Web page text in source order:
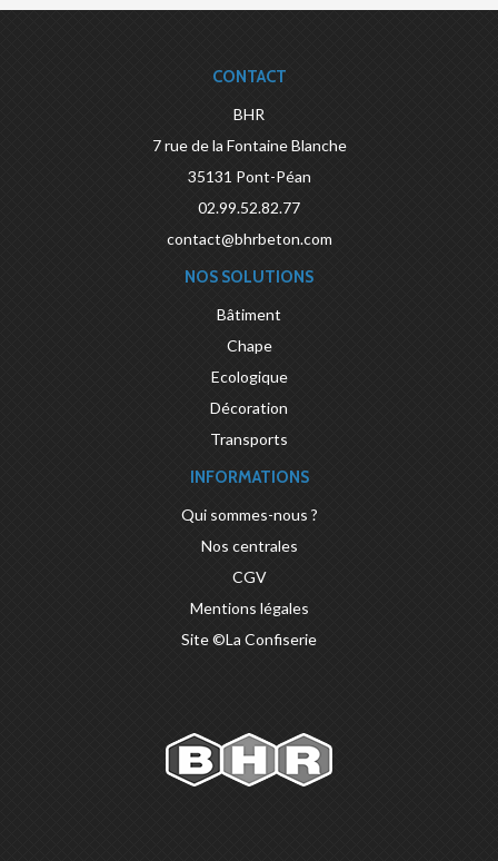
CONTACT
BHR
7 rue de la Fontaine Blanche
35131 Pont-Péan
02.99.52.82.77
contact@bhrbeton.com
NOS SOLUTIONS
Bâtiment
Chape
Ecologique
Décoration
Transports
INFORMATIONS
Qui sommes-nous ?
Nos centrales
CGV
Mentions légales
Site ©La Confiserie